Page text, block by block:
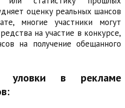
оценку реальных шансов
многие участники могут
на участие в конкурсе,
на получение обещанного
уловки в рекламе